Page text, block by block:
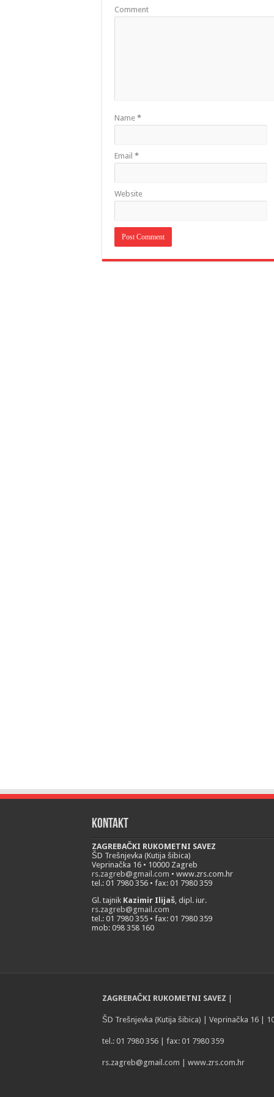
Comment
Name *
Email *
Website
Kontakt
ZAGREBAČKI RUKOMETNI SAVEZ
ŠD Trešnjevka (Kutija šibica)
Veprinačka 16 • 10000 Zagreb
rs.zagreb@gmail.com • www.zrs.com.hr
tel.: 01 7980 356 • fax: 01 7980 359
Gl. tajnik Kazimir Ilijaš, dipl. iur.
rs.zagreb@gmail.com
tel.: 01 7980 355 • fax: 01 7980 359
mob: 098 358 160
ZAGREBAČKI RUKOMETNI SAVEZ
ŠD Trešnjevka (Kutija šibica) | Veprinačka 16 |
tel.: 01 7980 356 | fax: 01 7980 359
rs.zagreb@gmail.com | www.zrs.com.hr